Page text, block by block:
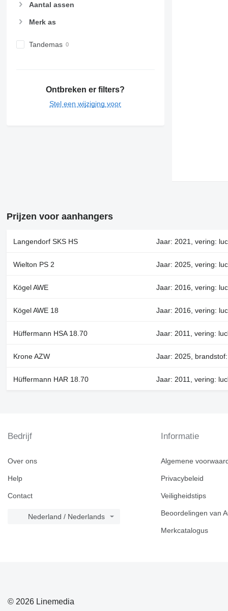
Aantal assen
Merk as
Tandemas
Ontbreken er filters?
Stel een wijziging voor
Prijzen voor aanhangers
Langendorf SKS HS Jaar: 2021, vering:
Wielton PS 2 Jaar: 2025, vering:
Kögel AWE Jaar: 2016, vering:
Kögel AWE 18 Jaar: 2016, vering:
Hüffermann HSA 18.70 Jaar: 2011, vering:
Krone AZW Jaar: 2025,
Hüffermann HAR 18.70 Jaar: 2011, vering:
Bedrijf
Over ons
Help
Contact
Nederland / Nederlands
Informatie
Algemene
Privacybeleid
Veiligheidstips
Beoordelingen van
Merkcatalogus
© 2026 Linemedia